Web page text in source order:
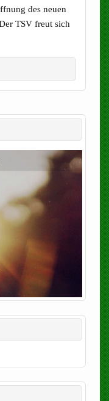
des neuen
TSV freut sich